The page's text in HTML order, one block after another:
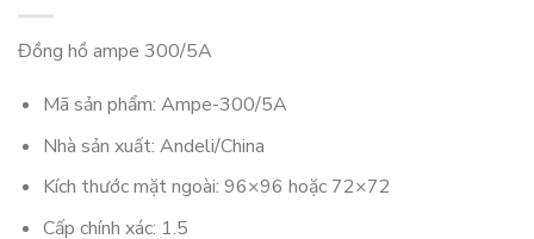
Đồng hồ ampe 300/5A
Mã sản phẩm: Ampe-300/5A
Nhà sản xuất: Andeli/China
Kích thước mặt ngoài: 96×96 hoặc 72×72
Cấp chính xác: 1.5